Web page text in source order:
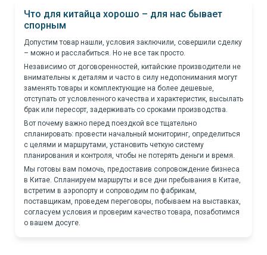
Что для китайца хорошо – для нас бывает
спорным
Допустим товар нашли, условия заключили, совершили сделку
– можно и расслабиться. Но не все так просто.
Независимо от договоренностей, китайские производители не
внимательны к деталям и часто в силу недопонимания могут
заменять товары и комплектующие на более дешевые,
отступать от условленного качества и характеристик, высылать
брак или пересорт, задерживать со сроками производства.
Вот почему важно перед поездкой все тщательно
спланировать: провести начальный мониторинг, определиться
с целями и маршрутами, установить четкую систему
планирования и контроля, чтобы не потерять деньги и время.
Мы готовы вам помочь, предоставив сопровождение бизнеса
в Китае. Спланируем маршруты и все дни пребывания в Китае,
встретим в аэропорту и сопроводим по фабрикам,
поставщикам, проведем переговоры, побываем на выставках,
согласуем условия и проверим качество товара, позаботимся
о вашем досуге.